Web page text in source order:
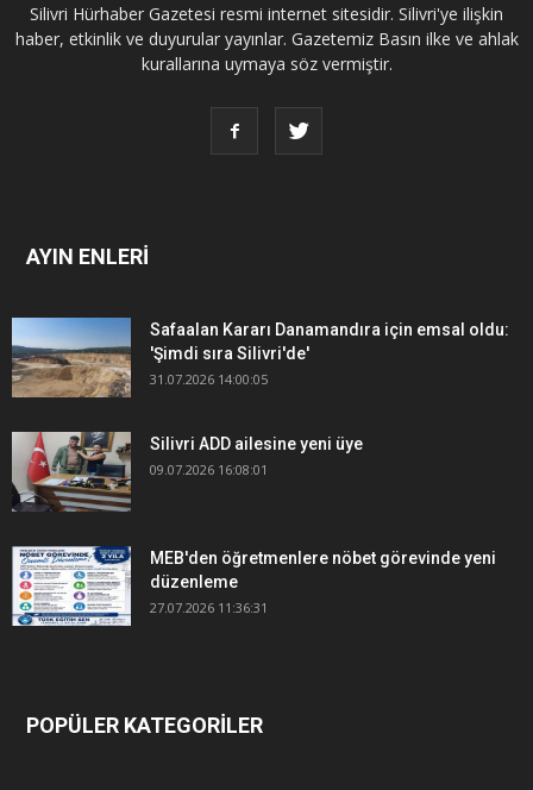
Silivri Hürhaber Gazetesi resmi internet sitesidir. Silivri'ye ilişkin
haber, etkinlik ve duyurular yayınlar. Gazetemiz Basın ilke ve ahlak
kurallarına uymaya söz vermiştir.
AYIN ENLERİ
Safaalan Kararı Danamandıra için emsal oldu:
'Şimdi sıra Silivri'de'
31.07.2026 14:00:05
Silivri ADD ailesine yeni üye
09.07.2026 16:08:01
MEB'den öğretmenlere nöbet görevinde yeni
düzenleme
27.07.2026 11:36:31
POPÜLER KATEGORİLER